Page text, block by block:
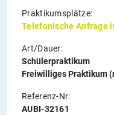
Praktikumsplätze:
Telefonische Anfrage
Art/Dauer:
Schülerpraktikum
Freiwilliges Praktikum
Referenz-Nr:
AUBI-32161